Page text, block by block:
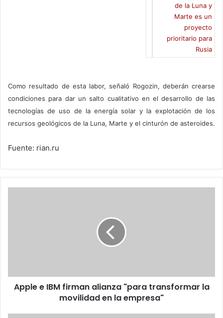
de la Luna y
Marte es un
proyecto
prioritario para
Rusia
Como resultado de esta labor, señaló Rogozin, deberán crearse
condiciones para dar un salto cualitativo en el desarrollo de las
tecnologías de uso de la energía solar y la explotación de los
recursos geológicos de la Luna, Marte y el cinturón de asteroides.
Fuente: rian.ru
movilidad
enApple e IBM firman alianza "para transformar la
movilidad en la empresa"